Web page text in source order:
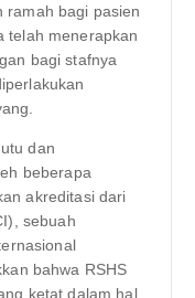
ramah bagi pasien
telah menerapkan
bagi stafnya
dan
beberapa
akreditasi dari
sebuah
bahwa RSHS
ketat dalam hal